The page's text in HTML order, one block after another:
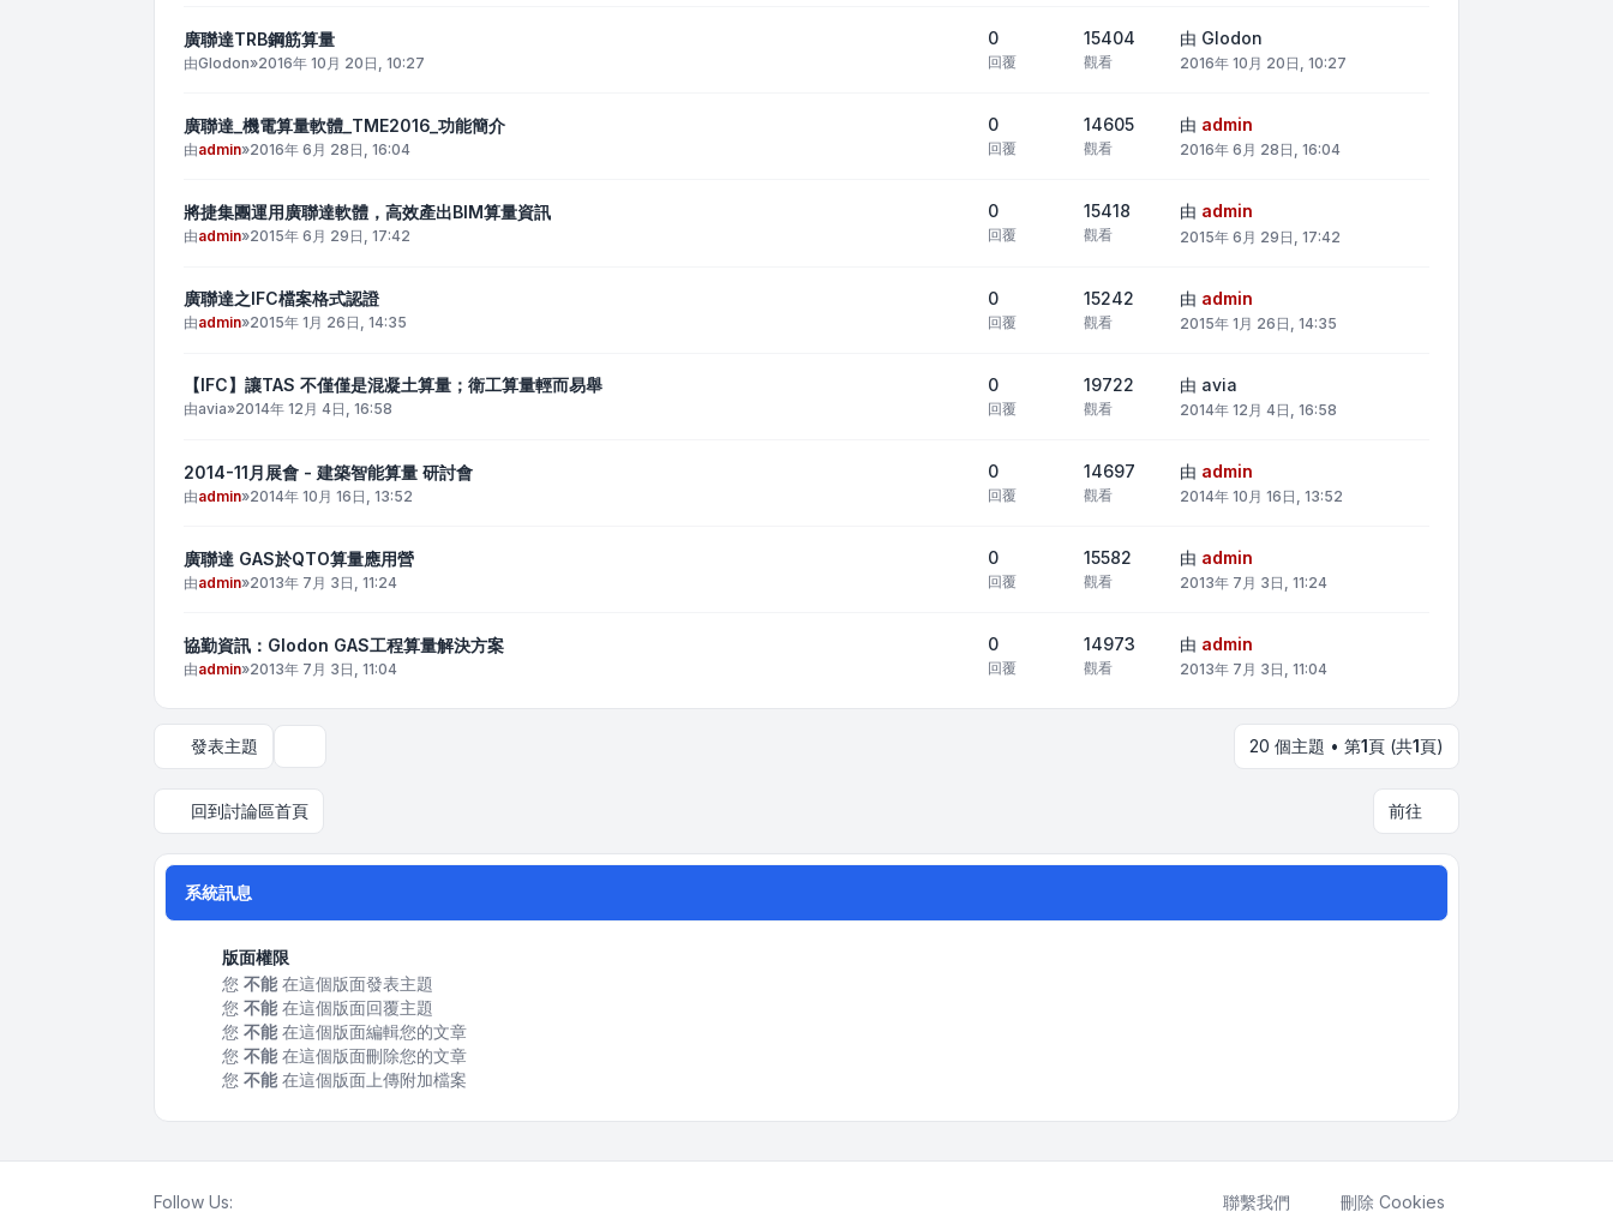
廣聯達TRB鋼筋算量
由Glodon»2016年 10月 20日, 10:27
0
回覆
15404
觀看
由 Glodon
2016年 10月 20日, 10:27
廣聯達_機電算量軟體_TME2016_功能簡介
由admin»2016年 6月 28日, 16:04
0
回覆
14605
觀看
由 admin
2016年 6月 28日, 16:04
將捷集團運用廣聯達軟體，高效產出BIM算量資訊
由admin»2015年 6月 29日, 17:42
0
回覆
15418
觀看
由 admin
2015年 6月 29日, 17:42
廣聯達之IFC檔案格式認證
由admin»2015年 1月 26日, 14:35
0
回覆
15242
觀看
由 admin
2015年 1月 26日, 14:35
【IFC】讓TAS 不僅僅是混凝土算量；衛工算量輕而易舉
由avia»2014年 12月 4日, 16:58
0
回覆
19722
觀看
由 avia
2014年 12月 4日, 16:58
2014-11月展會 - 建築智能算量 研討會
由admin»2014年 10月 16日, 13:52
0
回覆
14697
觀看
由 admin
2014年 10月 16日, 13:52
廣聯達 GAS於QTO算量應用營
由admin»2013年 7月 3日, 11:24
0
回覆
15582
觀看
由 admin
2013年 7月 3日, 11:24
協勤資訊：Glodon GAS工程算量解決方案
由admin»2013年 7月 3日, 11:04
0
回覆
14973
觀看
由 admin
2013年 7月 3日, 11:04
發表主題 20 個主題 • 第1頁 (共1頁)
回到討論區首頁 前往
系統訊息
版面權限
您 不能在這個版面發表主題
您 不能在這個版面回覆主題
您 不能在這個版面編輯您的文章
您 不能在這個版面刪除您的文章
您 不能在這個版面上傳附加檔案
Follow Us: 聯繫我們 刪除 Cookies